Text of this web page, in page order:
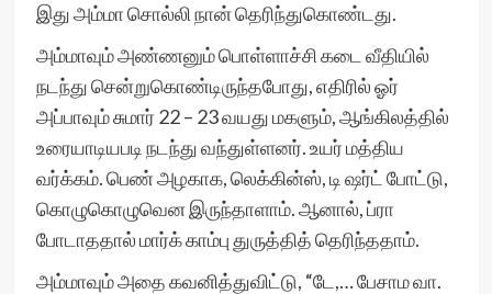
இது அம்மா சொல்லி நான் தெரிந்துகொண்டது.
அம்மாவும் அண்ணனும் பொள்ளாச்சி கடை வீதியில்
நடந்து சென்றுகொண்டிருந்தபோது, எதிரில் ஓர்
அப்பாவும் சுமார் 22 – 23 வயது மகளும், ஆங்கிலத்தில்
உரையாடியபடி நடந்து வந்துள்ளனர். உயர் மத்திய
வர்க்கம். பெண் அழகாக, லெக்கின்ஸ், டி ஷர்ட் போட்டு,
கொழுகொழுவென இருந்தாளாம். ஆனால், ப்ரா
போடாததால் மார்க் காம்பு துருத்தித் தெரிந்ததாம்.
அம்மாவும் அதை கவனித்துவிட்டு, “டே,… பேசாம வா.